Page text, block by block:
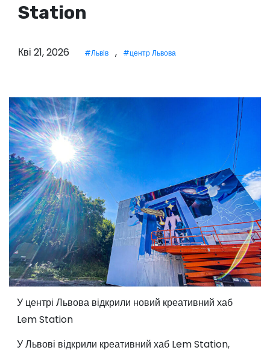
Station
Кві 21, 2026 #Львів , #центр Львова
У центрі Львова відкрили новий креативний хаб
Lem Station
У Львові відкрили креативний хаб Lem Station,